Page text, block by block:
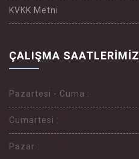
KVKK Metni
ÇALIŞMA SAATLERIMIZ
Pazartesi - Cuma :
Cumartesi :
Pazar :